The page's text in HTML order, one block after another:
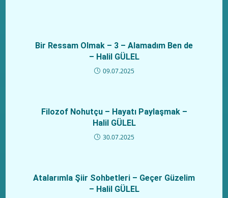
Bir Ressam Olmak – 3 – Alamadım Ben de
– Halil GÜLEL
09.07.2025
Filozof Nohutçu – Hayatı Paylaşmak –
Halil GÜLEL
30.07.2025
Atalarımla Şiir Sohbetleri – Geçer Güzelim
– Halil GÜLEL